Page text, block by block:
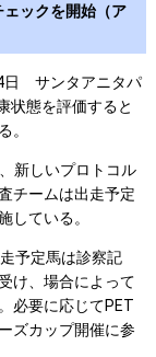
ックを開始（ア
日 サンタアニタパ
状態を評価すると
。
新しいプロトコル
チームは出走予定
している。
予定馬は診察記
け、場合によって
必要に応じてPET
ズカップ開催に参